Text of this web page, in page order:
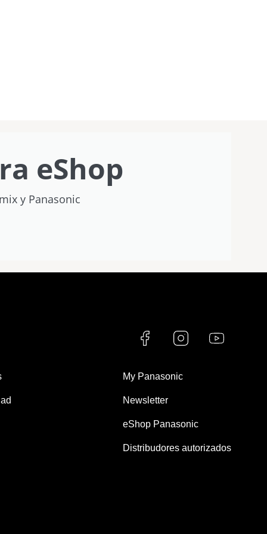
eShop
y Panasonic
My Panasonic
Newsletter
eShop Panasonic
Distribudores autorizados